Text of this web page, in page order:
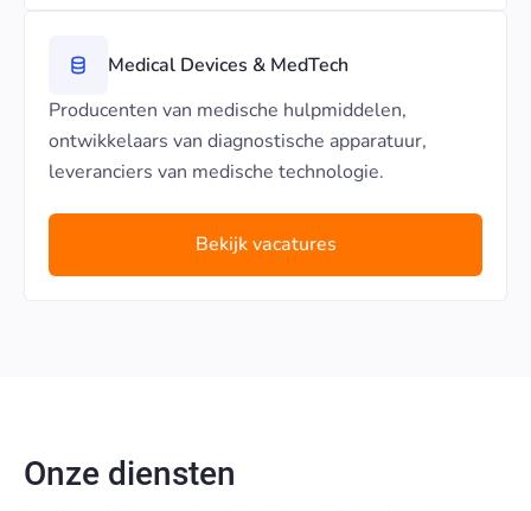
Medical Devices & MedTech
Producenten van medische hulpmiddelen,
ontwikkelaars van diagnostische apparatuur,
leveranciers van medische technologie.
Bekijk vacatures
Onze diensten